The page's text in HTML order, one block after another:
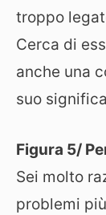
troppo
Cerca di
anche una
suo
Figura 5/
Sei molto
problemi